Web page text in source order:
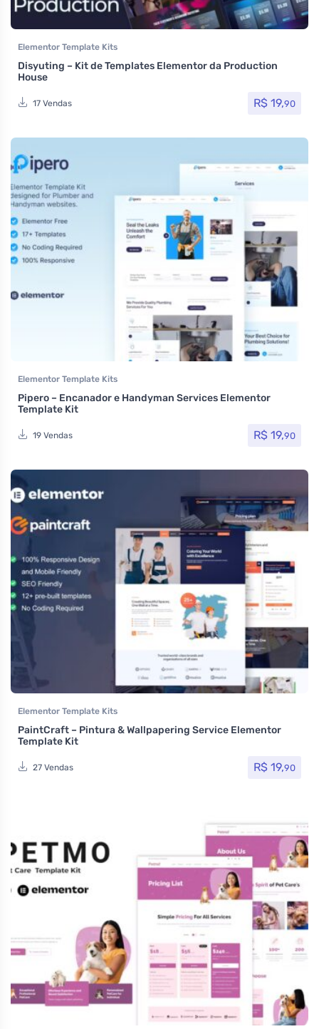
Elementor Template Kits
Disyuting – Kit de Templates Elementor da Production
House
17 Vendas R$ 19,90
Elementor Template Kits
Pipero – Encanador e Handyman Services Elementor
Template Kit
19 Vendas R$ 19,90
Elementor Template Kits
PaintCraft – Pintura & Wallpapering Service Elementor
Template Kit
27 Vendas R$ 19,90